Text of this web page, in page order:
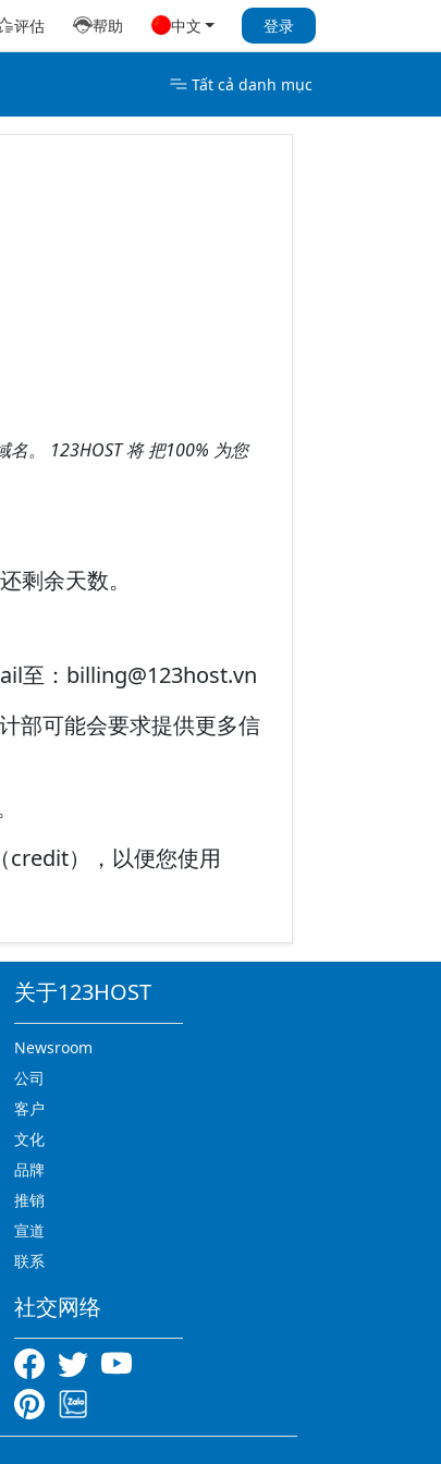
评估 帮助 中文 登录
Tất cả danh mục
。 123HOST 将 把100% 为您
剩余天数。
至： billing@123host.vn
部可能会要求提供更多信
credit），以便您使用
关于123HOST
Newsroom
公司
客户
文化
品牌
推销
宣道
联系
社交网络